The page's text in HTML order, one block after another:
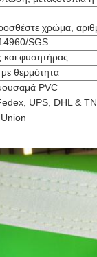
χρώμα,
SGS
και φυσητήρας
θερμότητα
PVC
UPS, DHL &